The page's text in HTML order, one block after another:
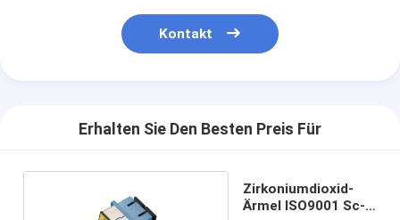
Kontakt
Erhalten Sie Den Besten Preis Für
Zirkoniumdioxid-
Ärmel ISO9001 Sc-